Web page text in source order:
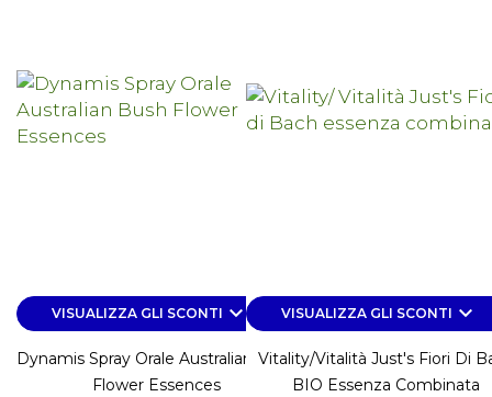
VISUALIZZA GLI SCONTI keyboard_arrow_down
Dynamis Spray Orale Australian Bush
Flower Essences
VISUALIZZA GLI SCONTI keyboard_arrow_down
Vitality/Vitalità Just's Fiori Di
BIO Essenza Combinata